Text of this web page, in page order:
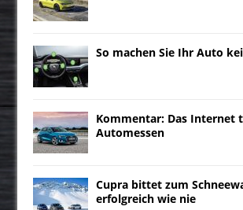
So machen Sie Ihr Auto
Kommentar: Das Internet
Automessen
Cupra bittet zum
erfolgreich wie nie